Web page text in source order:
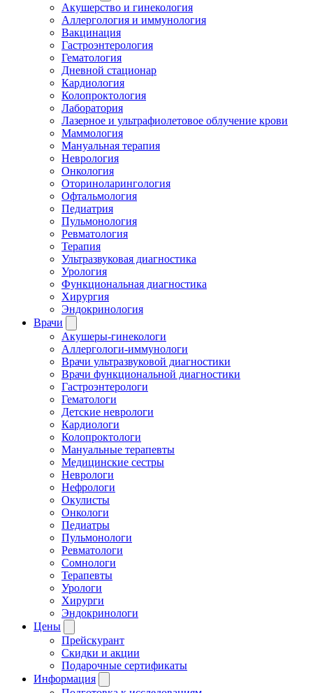
Акушерство и гинекология
Аллергология и иммунология
Вакцинация
Гастроэнтерология
Гематология
Дневной стационар
Кардиология
Колопроктология
Лаборатория
Лазерное и ультрафиолетовое облучение крови
Маммология
Мануальная терапия
Неврология
Онкология
Оториноларингология
Офтальмология
Педиатрия
Пульмонология
Ревматология
Терапия
Ультразвуковая диагностика
Урология
Функциональная диагностика
Хирургия
Эндокринология
Врачи
Акушеры-гинекологи
Аллергологи-иммунологи
Врачи ультразвуковой диагностики
Врачи функциональной диагностики
Гастроэнтерологи
Гематологи
Детские неврологи
Кардиологи
Колопроктологи
Мануальные терапевты
Медицинские сестры
Неврологи
Нефрологи
Окулисты
Онкологи
Педиатры
Пульмонологи
Ревматологи
Сомнологи
Терапевты
Урологи
Хирурги
Эндокринологи
Цены
Прейскурант
Скидки и акции
Подарочные сертификаты
Информация